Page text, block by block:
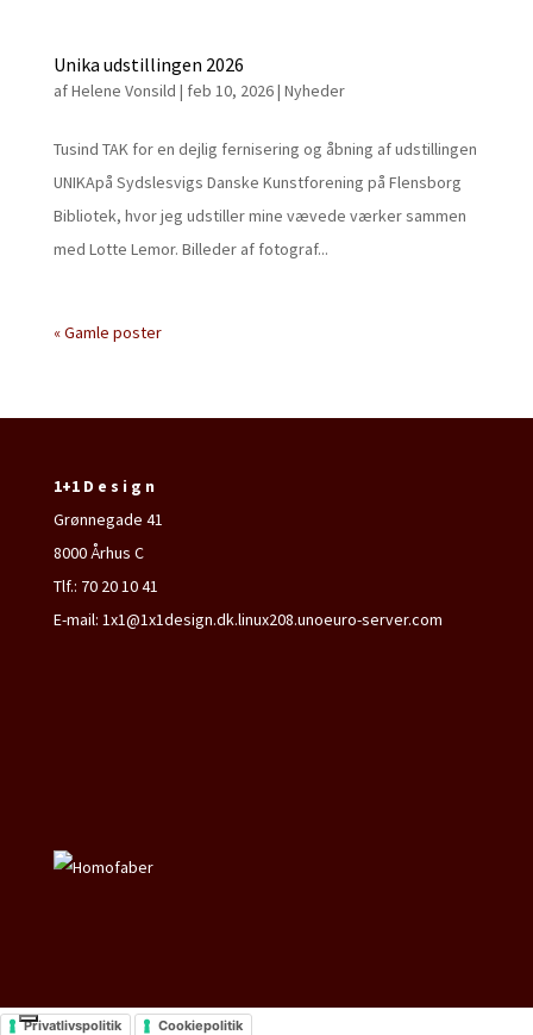
Unika udstillingen 2026
afHelene Vonsild | feb 10, 2026| Nyheder
Tusind TAK for en dejlig fernisering og åbning af udstillingen
UNIKApå Sydslesvigs Danske Kunstforening på Flensborg
Bibliotek, hvor jeg udstiller mine vævede værker sammen
med Lotte Lemor. Billeder af fotograf...
« Gamle poster
1+1 D e s i g n
Grønnegade 41
8000 Århus C
Tlf.: 70 20 10 41
E-mail: 1x1@1x1design.dk.linux208.unoeuro-server.com
Privatlivspolitik Cookiepolitik